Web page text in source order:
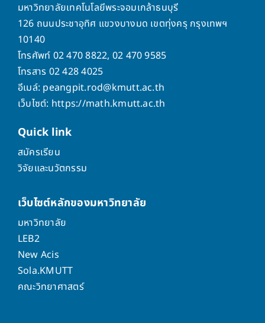
มหาวิทยาลัยเทคโนโลยีพระจอมเกล้าธนบุรี
126 ถนนประชาอุทิศ แขวงบางมด เขตทุ่งครุ กรุงเทพฯ
10140
โทรศัพท์ 02 470 8822, 02 470 9585
โทรสาร 02 428 4025
อีเมล์: peangpit.rod@kmutt.ac.th
เว็บไซต์: https://math.kmutt.ac.th
Quick link
สมัครเรียน
วิจัยและนวัตกรรม
เว็บไซต์หลักของมหาวิทยาลัย
มหาวิทยาลัย
LEB2
New Acis
Sola.KMUTT
คณะวิทยาศาสตร์